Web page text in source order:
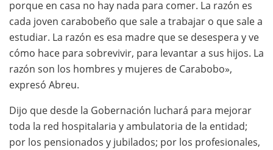
porque en casa no hay nada para comer. La razón es
cada joven carabobeño que sale a trabajar o que sale a
estudiar. La razón es esa madre que se desespera y ve
cómo hace para sobrevivir, para levantar a sus hijos. La
razón son los hombres y mujeres de Carabobo»,
expresó Abreu.
Dijo que desde la Gobernación luchará para mejorar
toda la red hospitalaria y ambulatoria de la entidad;
por los pensionados y jubilados; por los profesionales,